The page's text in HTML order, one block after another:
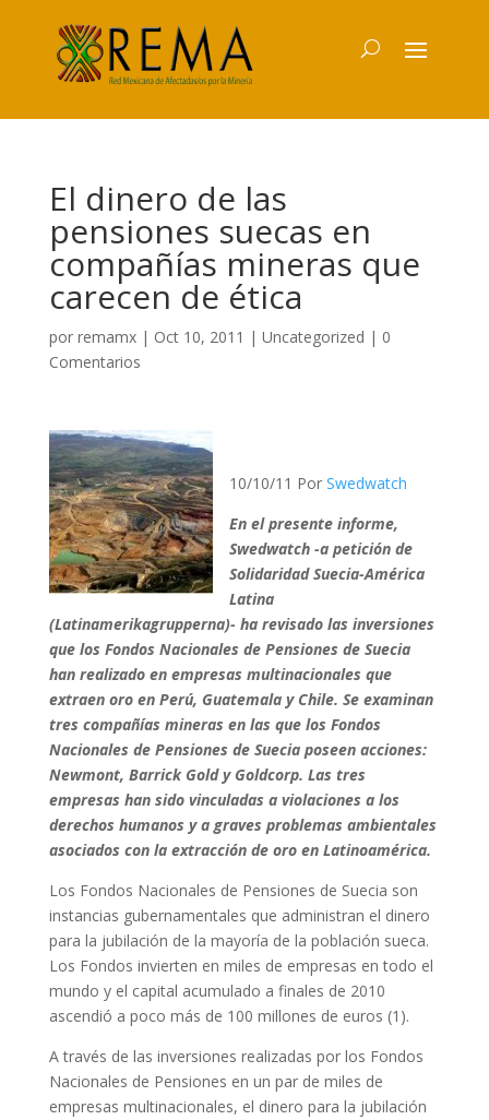
El dinero de las
pensiones suecas en
compañías mineras que
carecen de ética
por remamx| Oct 10, 2011 | Uncategorized | 0
Comentarios
10/10/11 Por Swedwatch
En el presente informe,
Swedwatch -a petición de
Solidaridad Suecia-América
Latina
(Latinamerikagrupperna)- ha revisado las inversiones
que los Fondos Nacionales de Pensiones de Suecia
han realizado en empresas multinacionales que
extraen oro en Perú, Guatemala y Chile. Se examinan
tres compañías mineras en las que los Fondos
Nacionales de Pensiones de Suecia poseen acciones:
Newmont, Barrick Gold y Goldcorp. Las tres
empresas han sido vinculadas a violaciones a los
derechos humanos y a graves problemas ambientales
asociados con la extracción de oro en Latinoamérica.
Los Fondos Nacionales de Pensiones de Suecia son
instancias gubernamentales que administran el dinero
para la jubilación de la mayoría de la población sueca.
Los Fondos invierten en miles de empresas en todo el
mundo y el capital acumulado a finales de 2010
ascendió a poco más de 100 millones de euros (1).
A través de las inversiones realizadas por los Fondos
Nacionales de Pensiones en un par de miles de
empresas multinacionales, el dinero para la jubilación